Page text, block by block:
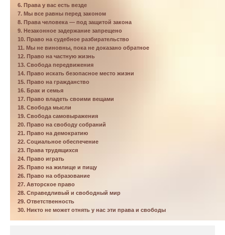
6. Права у вас есть везде
7. Мы все равны перед законом
8. Права человека — под защитой закона
9. Незаконное задержание запрещено
10. Право на судебное разбирательство
11. Мы не виновны, пока не доказано обратное
12. Право на частную жизнь
13. Свобода передвижения
14. Право искать безопасное место жизни
15. Право на гражданство
16. Брак и семья
17. Право владеть своими вещами
18. Свобода мысли
19. Свобода самовыражения
20. Право на свободу собраний
21. Право на демократию
22. Социальное обеспечение
23. Права трудящихся
24. Право играть
25. Право на жилище и пищу
26. Право на образование
27. Авторское право
28. Справедливый и свободный мир
29. Ответственность
30. Никто не может отнять у нас эти права и свободы